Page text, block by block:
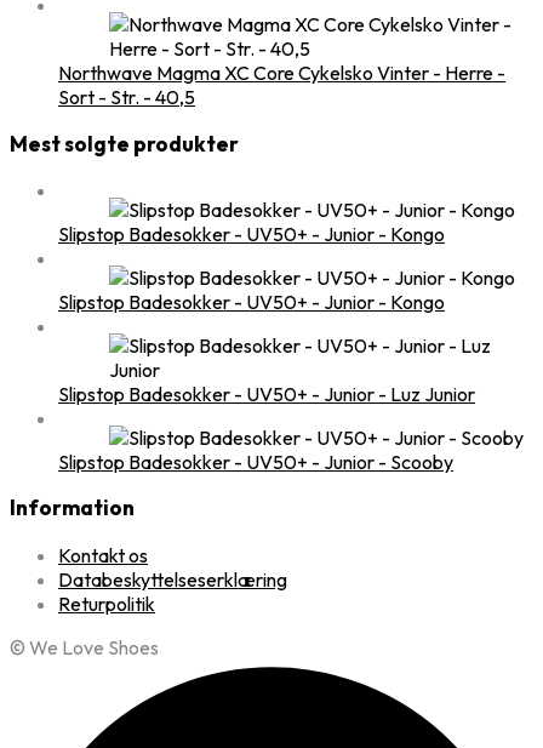
Northwave Magma XC Core Cykelsko Vinter - Herre -
Sort - Str. - 40,5
Mest solgte produkter
Slipstop Badesokker - UV50+ - Junior - Kongo
Slipstop Badesokker - UV50+ - Junior - Kongo
Slipstop Badesokker - UV50+ - Junior - Luz Junior
Slipstop Badesokker - UV50+ - Junior - Scooby
Information
Kontakt os
Databeskyttelseserklæring
Returpolitik
© We Love Shoes